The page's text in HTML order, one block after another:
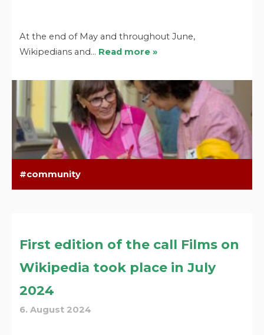
At the end of May and throughout June,
Wikipedians and… Read more »
community
First edition of the call Films on
Wikipedia took place in July
2024
6. August 2024